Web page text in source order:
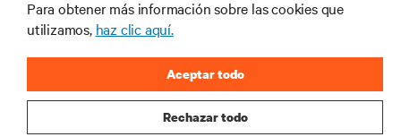
SOPORTE
Para obtener más información sobre las cookies que
utilizamos, haz clic aquí.
Rechazar todo
Aceptar todo